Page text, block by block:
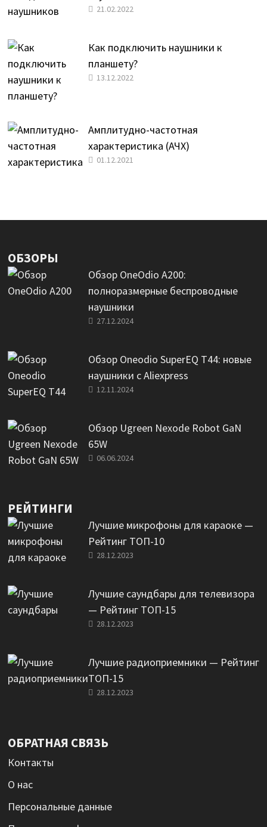
21.02.2022
Как подключить наушники к
планшету?
13.12.2022
Амплитудно-частотная
характеристика (АЧХ)
01.12.2021
ОБЗОРЫ
Обзор OneOdio A200:
полноразмерные беспроводные
наушники
27.12.2024
Обзор Oneodio SuperEQ T44: новые
наушники с Aliexpress
12.11.2024
Обзор Ugreen Nexode Robot GaN
65W
06.06.2024
РЕЙТИНГИ
Лучшие микрофоны для караоке —
Рейтинг ТОП-10
28.12.2023
Лучшие саундбары для телевизора
— Рейтинг ТОП-15
28.12.2023
Лучшие радиоприемники — Рейтинг
ТОП-15
28.12.2023
ОБРАТНАЯ СВЯЗЬ
Контакты
О нас
Персональные данные